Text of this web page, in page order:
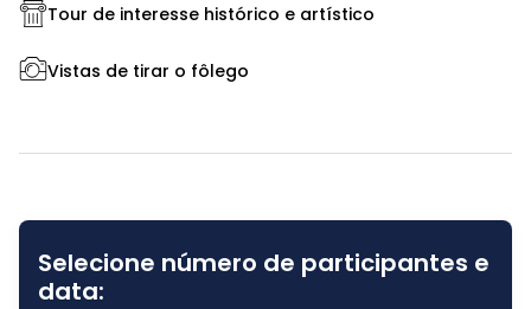
Tour de interesse histórico e artístico
Vistas de tirar o fôlego
Selecione número de participantes e
data: